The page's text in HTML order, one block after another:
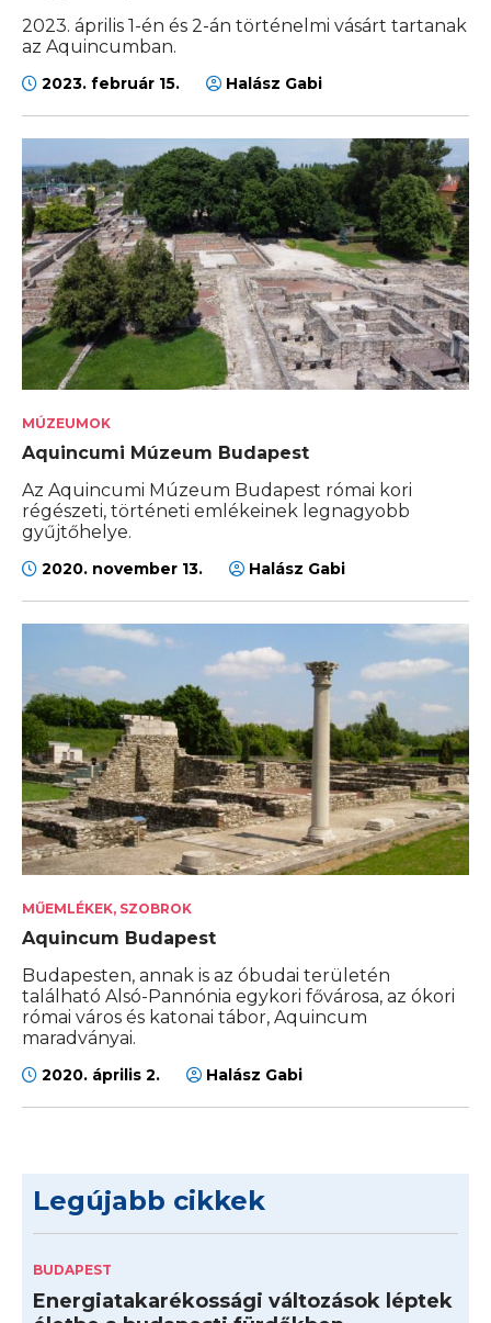
2023. április 1-én és 2-án történelmi vásárt tartanak
az Aquincumban.
2023. február 15. Halász Gabi
MÚZEUMOK
Aquincumi Múzeum Budapest
Az Aquincumi Múzeum Budapest római kori
régészeti, történeti emlékeinek legnagyobb
gyűjtőhelye.
2020. november 13. Halász Gabi
MŰEMLÉKEK, SZOBROK
Aquincum Budapest
Budapesten, annak is az óbudai területén
található Alsó-Pannónia egykori fővárosa, az ókori
római város és katonai tábor, Aquincum
maradványai.
2020. április 2. Halász Gabi
Legújabb cikkek
BUDAPEST
Energiatakarékossági változások léptek